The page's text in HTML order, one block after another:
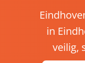
in
veilig,